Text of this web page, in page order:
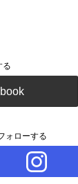
る
ォローする